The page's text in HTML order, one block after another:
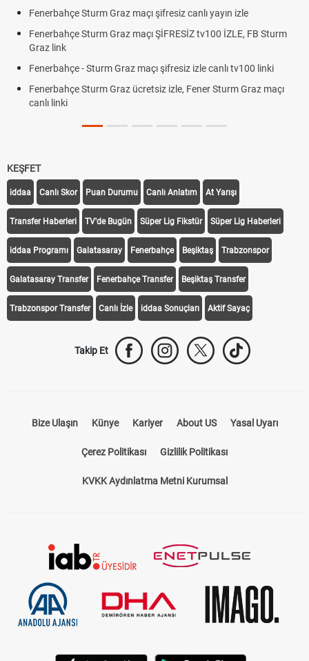
Fenerbahçe Sturm Graz maçı şifresiz canlı yayın izle
Fenerbahçe Sturm Graz maçı ŞİFRESİZ tv100 İZLE, FB Sturm
Graz link
Fenerbahçe - Sturm Graz maçı şifresiz izle canlı tv100 linki
Fenerbahçe Sturm Graz ücretsiz izle, Fener Sturm Graz maçı
canlı linki
KEŞFET
iddaa Canlı Skor Puan Durumu Canlı Anlatım At Yarışı
Transfer Haberleri TV'de Bugün Süper Lig Fikstür Süper Lig Haberleri
iddaa Programı Galatasaray Fenerbahçe Beşiktaş Trabzonspor
Galatasaray Transfer Fenerbahçe Transfer Beşiktaş Transfer
Trabzonspor Transfer Canlı İzle iddaa Sonuçları Aktif Sayaç
Takip Et
Bize Ulaşın Künye Kariyer About US Yasal Uyarı
Çerez Politikası Gizlilik Politikası
KVKK Aydınlatma Metni Kurumsal